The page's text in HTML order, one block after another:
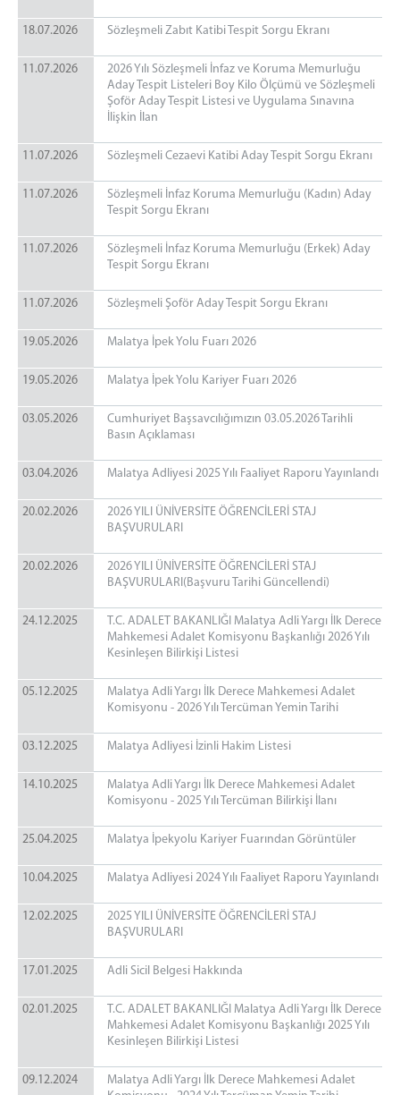
18.07.2026 Sözleşmeli Zabıt Katibi Tespit Sorgu Ekranı
11.07.2026
2026 Yılı Sözleşmeli İnfaz ve Koruma Memurluğu
Aday Tespit Listeleri Boy Kilo Ölçümü ve Sözleşmeli
Şoför Aday Tespit Listesi ve Uygulama Sınavına
İlişkin İlan
11.07.2026 Sözleşmeli Cezaevi Katibi Aday Tespit Sorgu Ekranı
11.07.2026
Sözleşmeli İnfaz Koruma Memurluğu (Kadın) Aday
Tespit Sorgu Ekranı
11.07.2026
Sözleşmeli İnfaz Koruma Memurluğu (Erkek) Aday
Tespit Sorgu Ekranı
11.07.2026 Sözleşmeli Şoför Aday Tespit Sorgu Ekranı
19.05.2026 Malatya İpek Yolu Fuarı 2026
19.05.2026 Malatya İpek Yolu Kariyer Fuarı 2026
03.05.2026
Cumhuriyet Başsavcılığımızın 03.05.2026 Tarihli
Basın Açıklaması
03.04.2026 Malatya Adliyesi 2025 Yılı Faaliyet Raporu Yayınlandı
20.02.2026
2026 YILI ÜNİVERSİTE ÖĞRENCİLERİ STAJ
BAŞVURULARI
20.02.2026
2026 YILI ÜNİVERSİTE ÖĞRENCİLERİ STAJ
BAŞVURULARI(Başvuru Tarihi Güncellendi)
24.12.2025
T.C. ADALET BAKANLIĞI Malatya Adli Yargı İlk Derece
Mahkemesi Adalet Komisyonu Başkanlığı 2026 Yılı
Kesinleşen Bilirkişi Listesi
05.12.2025
Malatya Adli Yargı İlk Derece Mahkemesi Adalet
Komisyonu - 2026 Yılı Tercüman Yemin Tarihi
03.12.2025 Malatya Adliyesi İzinli Hakim Listesi
14.10.2025
Malatya Adli Yargı İlk Derece Mahkemesi Adalet
Komisyonu - 2025 Yılı Tercüman Bilirkişi İlanı
25.04.2025 Malatya İpekyolu Kariyer Fuarından Görüntüler
10.04.2025 Malatya Adliyesi 2024 Yılı Faaliyet Raporu Yayınlandı
12.02.2025
2025 YILI ÜNİVERSİTE ÖĞRENCİLERİ STAJ
BAŞVURULARI
17.01.2025 Adli Sicil Belgesi Hakkında
02.01.2025
T.C. ADALET BAKANLIĞI Malatya Adli Yargı İlk Derece
Mahkemesi Adalet Komisyonu Başkanlığı 2025 Yılı
Kesinleşen Bilirkişi Listesi
09.12.2024
Malatya Adli Yargı İlk Derece Mahkemesi Adalet